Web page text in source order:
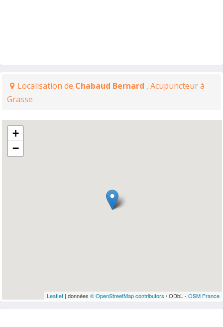
Localisation de Chabaud Bernard , Acupuncteur à
Grasse
+
−
Leaflet| données © OpenStreetMap contributors / ODbL - OSM France